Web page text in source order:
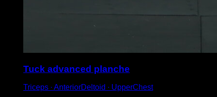
Tuck advanced planche
Triceps ∙ AnteriorDeltoid ∙ UpperChest